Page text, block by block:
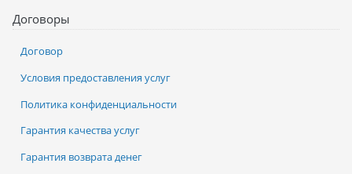
Договоры
Договор
Условия предоставления услуг
Политика конфиденциальности
Гарантия качества услуг
Гарантия возврата денег